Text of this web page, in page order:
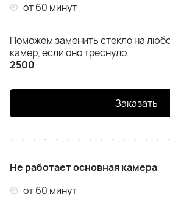
от 60 минут
Поможем заменить стекло на
камер, если оно треснуло.
2500
Заказать
Не работает основная камера
от 60 минут